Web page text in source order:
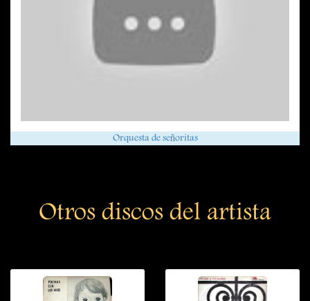
Orquesta de señoritas
Otros discos del artista